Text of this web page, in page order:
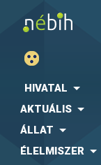
HIVATAL
AKTUÁLIS
ÁLLAT
ÉLELMISZER